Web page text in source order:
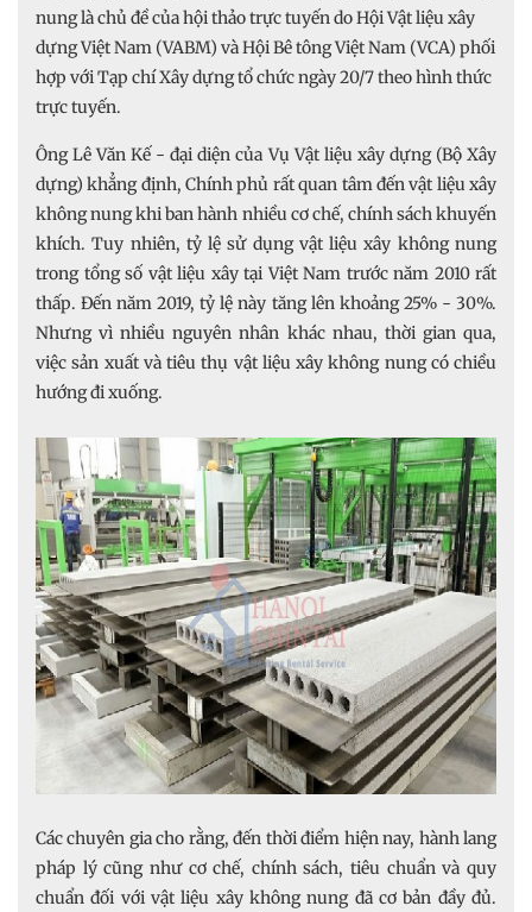
nung là chủ đề của hội thảo trực tuyến do Hội Vật liệu xây
dựng Việt Nam (VABM) và Hội Bê tông Việt Nam (VCA) phối
hợp với Tạp chí Xây dựng tổ chức ngày 20/7 theo hình thức
trực tuyến.
Ông Lê Văn Kế - đại diện của Vụ Vật liệu xây dựng (Bộ Xây
dựng) khẳng định, Chính phủ rất quan tâm đến vật liệu xây
không nung khi ban hành nhiều cơ chế, chính sách khuyến
khích. Tuy nhiên, tỷ lệ sử dụng vật liệu xây không nung
trong tổng số vật liệu xây tại Việt Nam trước năm 2010 rất
thấp. Đến năm 2019, tỷ lệ này tăng lên khoảng 25% - 30%.
Nhưng vì nhiều nguyên nhân khác nhau, thời gian qua,
việc sản xuất và tiêu thụ vật liệu xây không nung có chiều
hướng đi xuống.
Các chuyên gia cho rằng, đến thời điểm hiện nay, hành lang
pháp lý cũng như cơ chế, chính sách, tiêu chuẩn và quy
chuẩn đối với vật liệu xây không nung đã cơ bản đầy đủ.